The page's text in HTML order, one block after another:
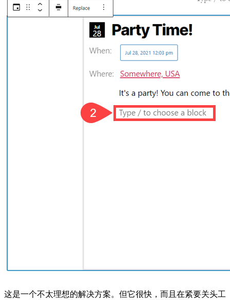
这是一个不太理想的解决方案。但它很快，而且在紧要关头工